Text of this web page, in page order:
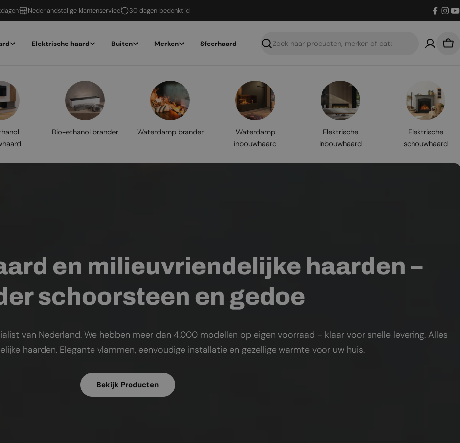
Nederlandstalige klantenservice 30 dagen bedenktijd
Elektrische haard Buiten Merken Sfeerhaard
Zoeken
Bio-ethanol brander Waterdamp brander
Waterdamp
inbouwhaard
Elektrische
inbouwhaard
Elektrische
schouwhaard
en milieuvriendelijke haarden –
schoorsteen en gedoe
van Nederland. We hebben meer dan 4.000 modellen op eigen voorraad – klaar voor snelle levering. Alles
haarden. Elegante vlammen, eenvoudige installatie en gezellige warmte voor uw huis.
Bekijk Producten